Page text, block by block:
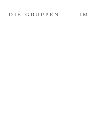
DIE GRUPPEN